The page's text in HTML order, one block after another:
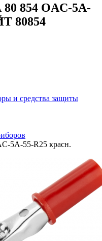
854 OAC-5A-
80854
и средства защиты
5A-55-R25 красн.